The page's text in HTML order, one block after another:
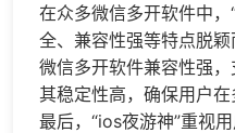
在众多微信多开软件中
全、兼容性强等特点脱
微信多开软件兼容性强，
其稳定性高，确保用户在
最后，“ios夜游神”重视